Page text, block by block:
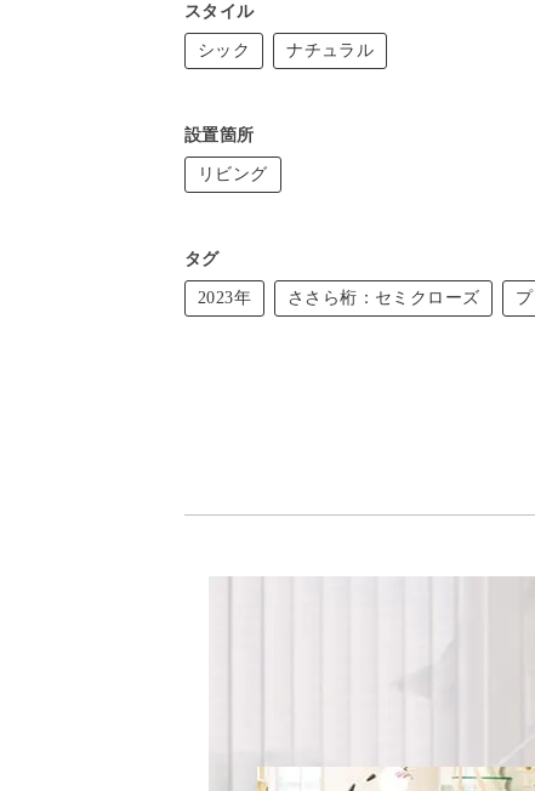
スタイル
シック ナチュラル
設置箇所
リビング
タグ
2023年 ささら桁：セミクローズ